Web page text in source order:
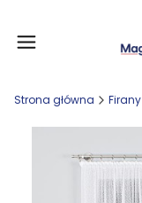
Strona główna Firany